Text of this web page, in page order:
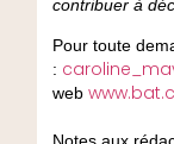
contribuer à
Pour toute
:
web